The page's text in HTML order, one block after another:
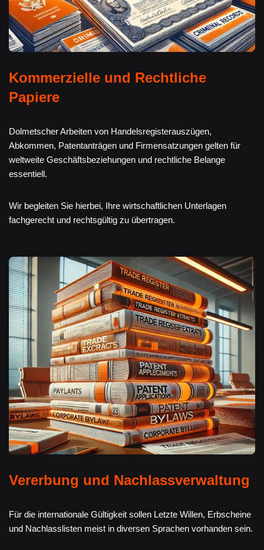
Kommerzielle und Rechtliche
Papiere
Dolmetscher Arbeiten von Handelsregisterauszügen,
Abkommen, Patentanträgen und Firmensatzungen gelten für
weltweite Geschäftsbeziehungen und rechtliche Belange
essentiell.
Wir begleiten Sie hierbei, Ihre wirtschaftlichen Unterlagen
fachgerecht und rechtsgültig zu übertragen.
Vererbung und Nachlassverwaltung
Für die internationale Gültigkeit sollen Letzte Willen, Erbscheine
und Nachlasslisten meist in diversen Sprachen vorhanden sein.